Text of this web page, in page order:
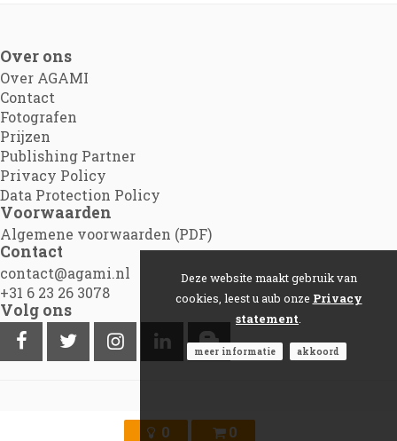
0 0
Over ons
Over AGAMI
Contact
Fotografen
Prijzen
Publishing Partner
Privacy Policy
Data Protection Policy
Voorwaarden
Algemene voorwaarden (PDF)
Contact
contact@agami.nl
+31 6 23 26 3078
Volg ons
Agami.nl|Powered by Picture Pack
Deze website maakt gebruik van
cookies, leest u aub onze Privacy
statement
meer informatie akkoord